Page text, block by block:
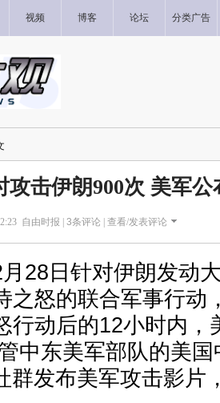
视频 博客 论坛 分类广告
攻击伊朗900次 美军
自由时报 | 3条评论 | 查看/发表评论
28日针对伊朗发动
之怒的联合军事行动
行动后的12小时内，
中东美军部队的美
群发布美军攻击影片